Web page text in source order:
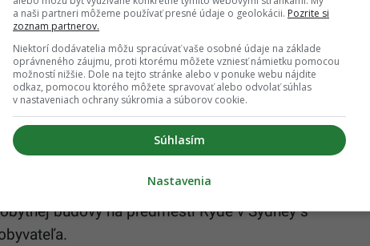
najväčšou spotrebou kokaínu na
2022 v krajine spotrebovalo 12,6 tony kokaínu.
stíhanie vo veci pokusu o únos v hlavnom
takmer trištvrte tony
že zadržali štyroch mužov v čiernom oblečení
budovy na predmestí Ryde v Sydney s
a naši partneri môžeme používať presné údaje o geolokácii. Pozrite si
zoznam partnerov.
Niektorí dodávatelia môžu spracúvať vaše osobné údaje na základe
oprávneného záujmu, proti ktorému môžete vzniesť námietku pomocou
možností nižšie. Dole na tejto stránke alebo v ponuke webu nájdite
odkaz, pomocou ktorého môžete spravovať alebo odvolať súhlas
v nastaveniach ochrany súkromia a súborov cookie.
Súhlasím
Nastavenia